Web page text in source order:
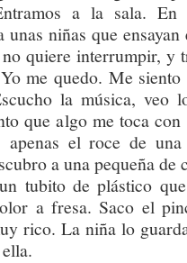
a la sala.
niñas que
quiere interrumpir, y
me quedo. Me
la música, veo
que algo me toca
apenas el roce de
a una pequeña de
tubito de plástico
a fresa. Saco el
rico. La niña lo